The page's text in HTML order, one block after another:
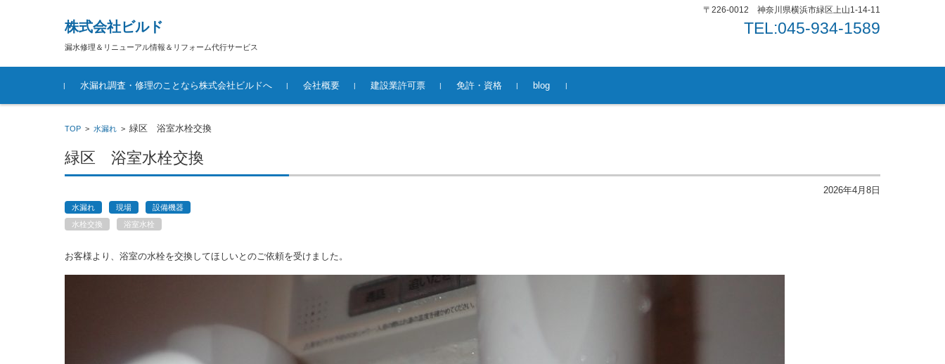
株式会社ビルド
漏水修理＆リニューアル情報＆リフォーム代行サービス
〒226-0012 神奈川県横浜市緑区上山1-14-11
TEL:045-934-1589
コンテンツに移動
水漏れ調査・修理のことなら株式会社ビルドへ
会社概要 建設業許可票 免許・資格 blog
TOP > 水漏れ > 緑区 浴室水栓交換
緑区 浴室水栓交換
2026年4月8日
水漏れ 現場
設備機器
水栓交換
浴室水栓
お客様より、浴室の水栓を交換してほしいとのご依頼を受けました。